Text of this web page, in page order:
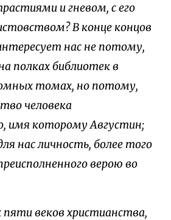
и гневом, с его
В конце концов
нас не потому,
полках библиотек в
томах, но потому,
человека
имя которому Августин;
нас личность, более того
верою во
веков христианства,